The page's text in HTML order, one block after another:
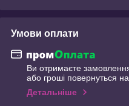
Умови оплати
Ви отримаєте
або гроші повернуться
Детальніше